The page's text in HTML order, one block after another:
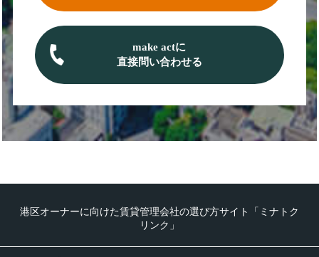
make actに
直接問い合わせる
港区オーナーに向けた賃貸管理会社の選び方サイト「ミナトク
リンク」